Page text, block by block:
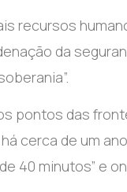
recursos
da
pontos das
cerca de um
40 minutos” e